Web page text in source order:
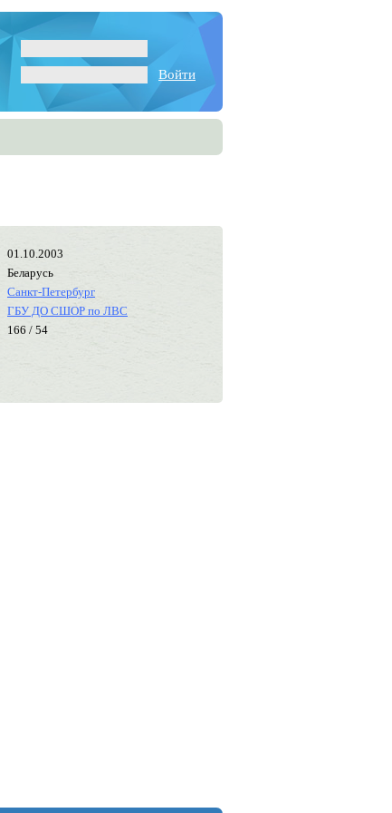
Войти
01.10.2003
Беларусь
Санкт-Петербург
ГБУ ДО СШОР по ЛВС
166 / 54